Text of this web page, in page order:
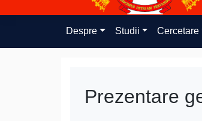
Despre Studii Cercetare
Prezentare